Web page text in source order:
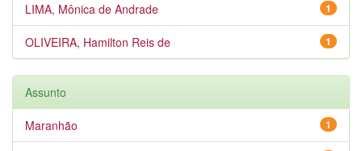
1
LIMA, Mônica de Andrade
1
OLIVEIRA, Hamilton Reis de
Assunto
1
Maranhão